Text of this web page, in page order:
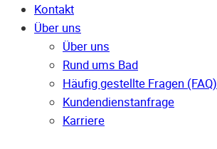
Kontakt
Über uns
Über uns
Rund ums Bad
Häufig gestellte Fragen (FAQ)
Kunden­dienst­anfrage
Karriere